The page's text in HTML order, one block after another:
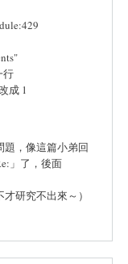
行
成 1
題，像這篇小弟回
」了，後面
研究不出來～）